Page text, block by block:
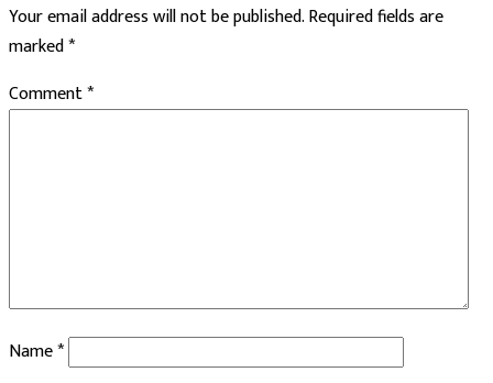
Your email address will not be published.Required fields are
marked*
Comment*
Name*